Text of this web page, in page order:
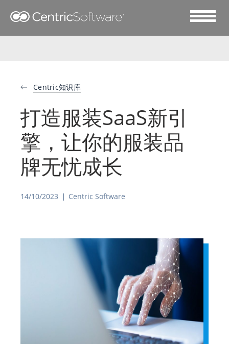
Centric知识库
打造服装SaaS新引
擎，让你的服装品
牌无忧成长
14/10/2023 Centric Software